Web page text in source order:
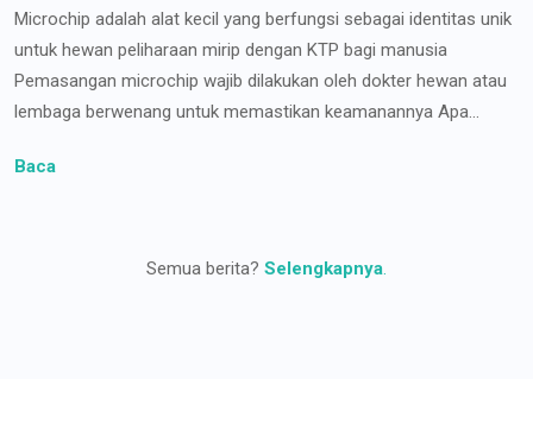
Microchip adalah alat kecil yang berfungsi sebagai identitas unik
untuk hewan peliharaan mirip dengan KTP bagi manusia
Pemasangan microchip wajib dilakukan oleh dokter hewan atau
lembaga berwenang untuk memastikan keamanannya Apa...
Baca
Semua berita? Selengkapnya